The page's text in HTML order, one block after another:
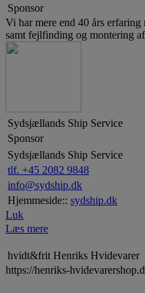
Sponsor
Vi har mere end 40 års erfaring
samt fejlfinding og montering
Sydsjællands Ship Service
Sponsor
Sydsjællands Ship Service
tlf. +45 2082 9848
info@sydship.dk
Hjemmeside:: sydship.dk
Luk
Læs mere
hvidt&frit Henriks Hvidevarer
https://henriks-